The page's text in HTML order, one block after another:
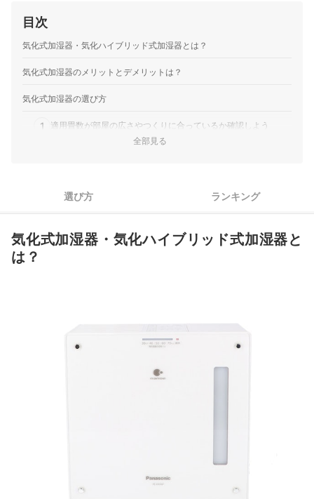
目次
気化式加湿器・気化ハイブリッド式加湿器とは？
気化式加湿器のメリットとデメリットは？
気化式加湿器の選び方
1 適用畳数が部屋の広さやつくりに合っているか確認しよう
4 使い勝手をよくするさまざまな機能に注目しよう
気化式加湿器全47商品おすすめ人気ランキング
加湿器に使える便利なアイテムをチェック
気化式加湿器の売れ筋ランキングもチェック！
全部見る
選び方 ランキング
気化式加湿器・気化ハイブリッド式加湿器と
は？